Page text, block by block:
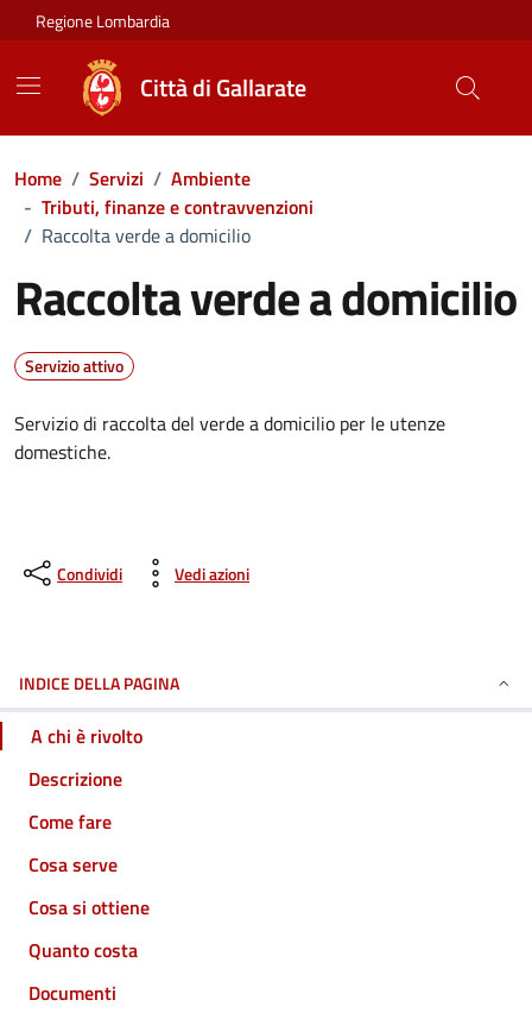
Vai ai contenuti
Vai al footer
Regione Lombardia
Città di Gallarate
Home / Servizi / Ambiente
- Tributi, finanze e contravvenzioni
/ Raccolta verde a domicilio
Raccolta verde a domicilio
Servizio attivo
Servizio di raccolta del verde a domicilio per le utenze
domestiche.
Condividi Vedi azioni
INDICE DELLA PAGINA
A chi è rivolto
Descrizione
Come fare
Cosa serve
Cosa si ottiene
Quanto costa
Documenti